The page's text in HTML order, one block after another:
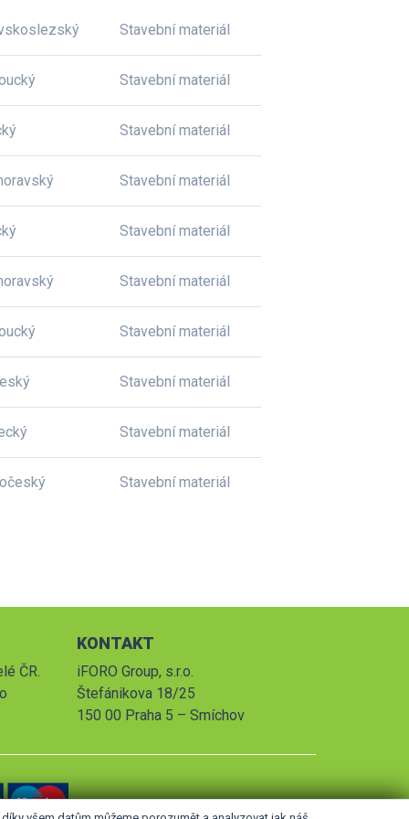
Stavební materiál
Stavební materiál
Stavební materiál
Stavební materiál
Stavební materiál
Stavební materiál
Stavební materiál
Stavební materiál
Stavební materiál
Stavební materiál
ČR.
KONTAKT
iFORO Group, s.r.o.
Štefánikova 18/25
150 00 Praha 5 – Smíchov